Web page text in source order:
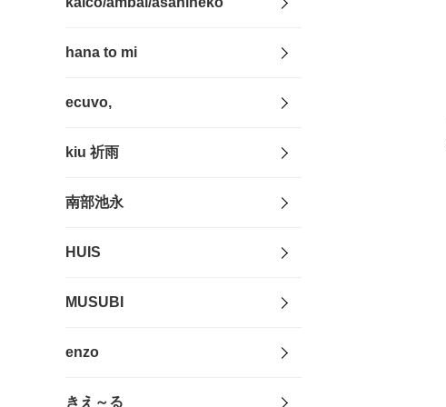
hana to mi
ecuvo,
kiu 祈雨
南部池永
HUIS
MUSUBI
enzo
きえ～る